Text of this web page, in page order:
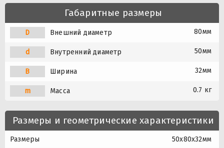
Габаритные размеры
D Внешний диаметр 80мм
d Внутренний диаметр 50мм
B Ширина 32мм
m Масса 0.7 кг
Размеры и геометрические характеристики
Размеры 50x80x32мм